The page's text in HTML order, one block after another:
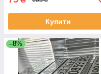
Купити
–8%